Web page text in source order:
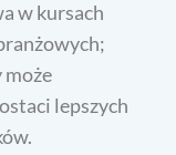
w kursach
lepszych